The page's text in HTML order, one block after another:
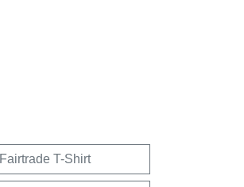
Fairtrade T-Shirt